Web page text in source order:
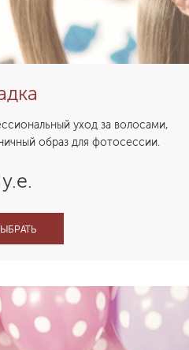
уход за волосами,
образ для фотосессии.